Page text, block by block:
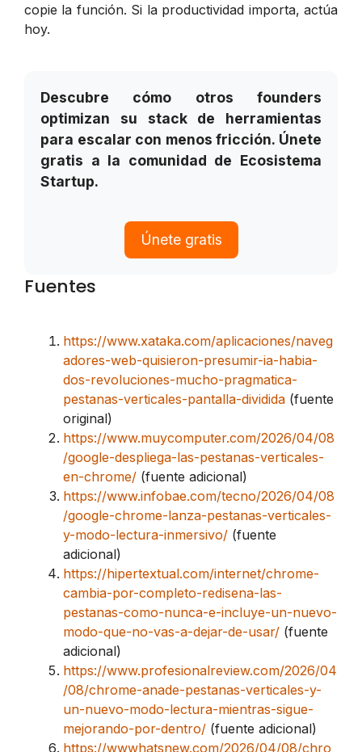
copie la función. Si la productividad importa, actúa
hoy.
Descubre cómo otros founders
optimizan su stack de herramientas
para escalar con menos fricción. Únete
gratis a la comunidad de Ecosistema
Startup.
Únete gratis
Fuentes
https://www.xataka.com/aplicaciones/naveg
adores-web-quisieron-presumir-ia-habia-
dos-revoluciones-mucho-pragmatica-
pestanas-verticales-pantalla-dividida (fuente
original)
https://www.muycomputer.com/2026/04/08
/google-despliega-las-pestanas-verticales-
en-chrome/ (fuente adicional)
https://www.infobae.com/tecno/2026/04/08
/google-chrome-lanza-pestanas-verticales-
y-modo-lectura-inmersivo/ (fuente
adicional)
https://hipertextual.com/internet/chrome-
cambia-por-completo-redisena-las-
pestanas-como-nunca-e-incluye-un-nuevo-
modo-que-no-vas-a-dejar-de-usar/ (fuente
adicional)
https://www.profesionalreview.com/2026/04
/08/chrome-anade-pestanas-verticales-y-
un-nuevo-modo-lectura-mientras-sigue-
mejorando-por-dentro/ (fuente adicional)
https://wwwhatsnew.com/2026/04/08/chro